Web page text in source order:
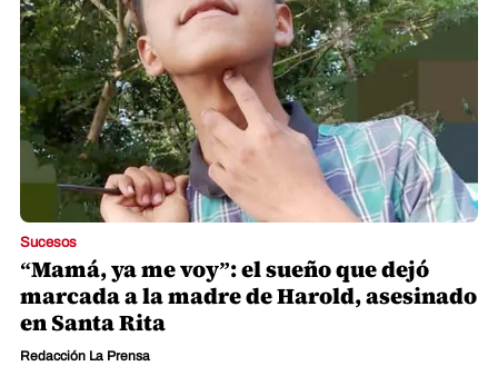
Sucesos
“Mamá, ya me voy”: el sueño que dejó
marcada a la madre de Harold, asesinado
en Santa Rita
Redacción La Prensa